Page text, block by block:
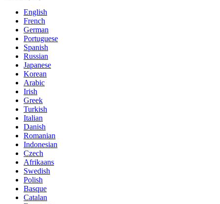
English
French
German
Portuguese
Spanish
Russian
Japanese
Korean
Arabic
Irish
Greek
Turkish
Italian
Danish
Romanian
Indonesian
Czech
Afrikaans
Swedish
Polish
Basque
Catalan